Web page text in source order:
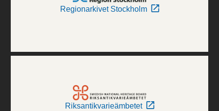
Regionarkivet Stockholm
Riksantikvarieämbetet